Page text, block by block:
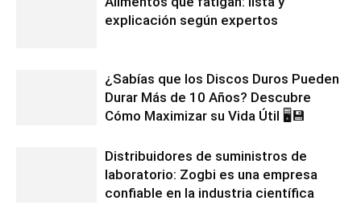
explicación según expertos
¿Sabías que los Discos Duros Pueden
Durar Más de 10 Años? Descubre
Cómo Maximizar su Vida Útil 🖥️💾
Distribuidores de suministros de
laboratorio: Zogbi es una empresa
confiable en la industria científica